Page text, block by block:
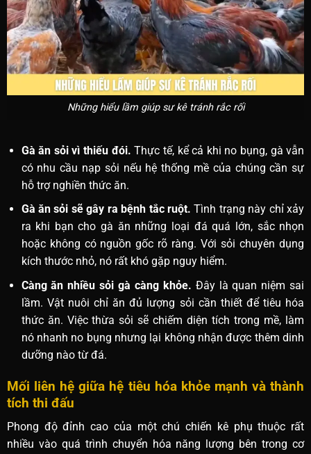
Những hiểu lầm giúp sư kê tránh rắc rối
Gà ăn sỏi vì thiếu đói. Thực tế, kể cả khi no bụng, gà vẫn
có nhu cầu nạp sỏi nếu hệ thống mề của chúng cần sự
hỗ trợ nghiền thức ăn.
Gà ăn sỏi sẽ gây ra bệnh tắc ruột. Tình trạng này chỉ xảy
ra khi bạn cho gà ăn những loại đá quá lớn, sắc nhọn
hoặc không có nguồn gốc rõ ràng. Với sỏi chuyên dụng
kích thước nhỏ, nó rất khó gặp nguy hiểm.
Càng ăn nhiều sỏi gà càng khỏe. Đây là quan niệm sai
lầm. Vật nuôi chỉ ăn đủ lượng sỏi cần thiết để tiêu hóa
thức ăn. Việc thừa sỏi sẽ chiếm diện tích trong mề, làm
nó nhanh no bụng nhưng lại không nhận được thêm dinh
dưỡng nào từ đá.
Mối liên hệ giữa hệ tiêu hóa khỏe mạnh và thành
tích thi đấu
Phong độ đỉnh cao của một chú chiến kê phụ thuộc rất
nhiều vào quá trình chuyển hóa năng lượng bên trong cơ